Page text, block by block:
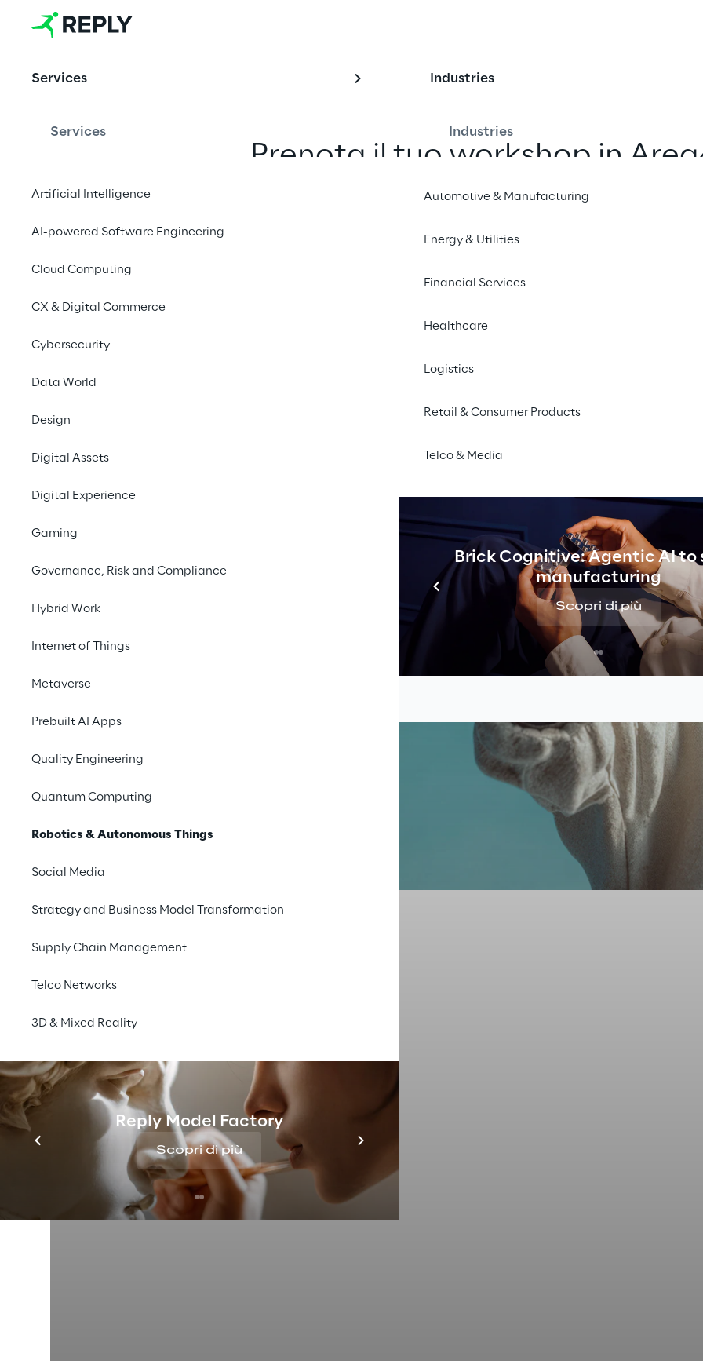
Services
Services
Artificial Intelligence
AI-powered Software Engineering
Cloud Computing
CX & Digital Commerce
Cybersecurity
Data World
Design
Digital Assets
Digital Experience
Gaming
Governance, Risk and Compliance
Hybrid Work
Internet of Things
Metaverse
Prebuilt AI Apps
Quality Engineering
Quantum Computing
Robotics & Autonomous Things
Social Media
Strategy and Business Model Transformation
Supply Chain Management
Telco Networks
3D & Mixed Reality
Reply Model Factory
Scopri di più
Industries
Industries
Automotive & Manufacturing
Energy & Utilities
Financial Services
Healthcare
Logistics
Retail & Consumer Products
Telco & Media
Brick Cognitive: Agentic AI to
manufacturing
Scopri di più
Robotics &
Things
Prenota il tuo workshop in
demo dal vivo
Pianifica la tua visita